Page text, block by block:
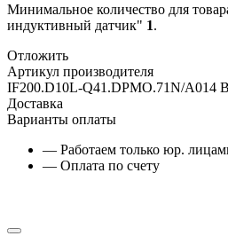
Минимальное количество для
индуктивный датчик" 1.
Отложить
Артикул производителя
IF200.D10L-Q41.DPMO.71N/A014
Доставка
Варианты оплаты
— Работаем только юр.
— Оплата по счету